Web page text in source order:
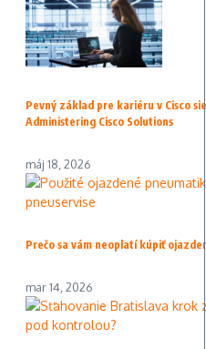
Pevný základ pre kariéru v Cisco
Administering Cisco Solutions
máj 18, 2026
Prečo sa vám neoplatí kúpiť
mar 14, 2026